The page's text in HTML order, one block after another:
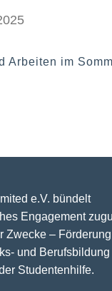
Arbeiten im
e.V. bündelt
Engagement
Zwecke –
und Berufsbildung
Studentenhilfe.